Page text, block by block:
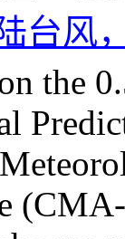
台风
the